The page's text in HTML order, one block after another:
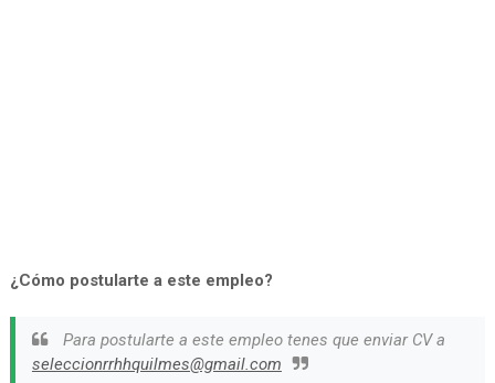
¿Cómo postularte a este empleo?
Para postularte a este empleo tenes que enviar CV a
seleccionrrhhquilmes@gmail.com